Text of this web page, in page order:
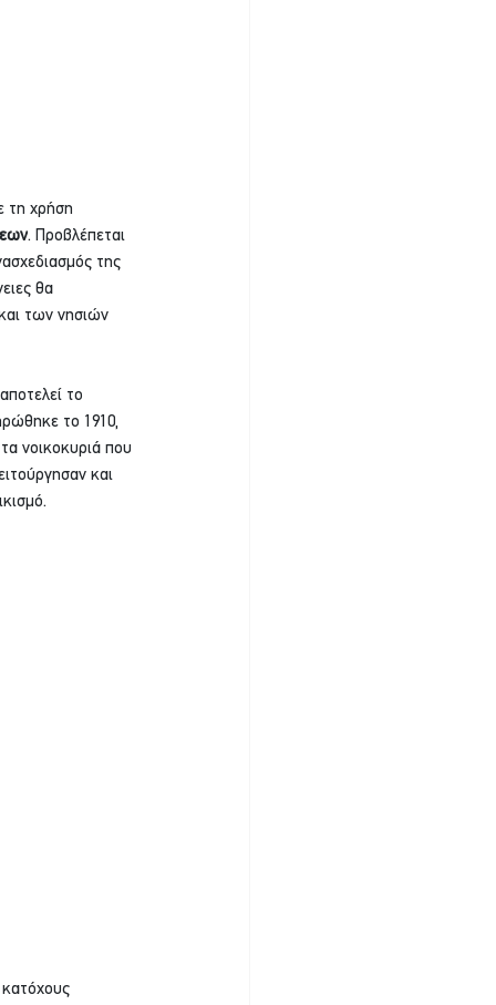
τη χρήση
. Προβλέπεται
της
θα
των νησιών
το
το 1910,
νοικοκυριά που
και